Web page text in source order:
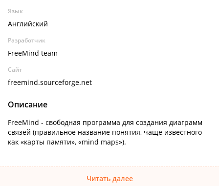
Язык
Английский
Разработчик
FreeMind team
Сайт
freemind.sourceforge.net
Описание
FreeMind - свободная программа для создания диаграмм
связей (правильное название понятия, чаще известного
как «карты памяти», «mind maps»).
Читать далее